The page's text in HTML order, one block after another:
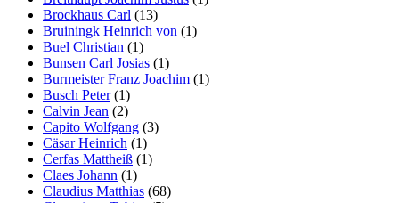
Brockhaus Carl (13)
Bruiningk Heinrich von (1)
Buel Christian (1)
Bunsen Carl Josias (1)
Burmeister Franz Joachim (1)
Busch Peter(1)
Calvin Jean (2)
Capito Wolfgang (3)
Cäsar Heinrich (1)
Cerfas Mattheiß (1)
Claes Johann (1)
Claudius Matthias (68)